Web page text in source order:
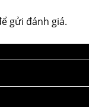
gửi đánh giá.